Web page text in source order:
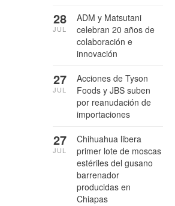
ADM y Matsutani
celebran 20 años de
colaboración e
innovación
28
JUL
Acciones de Tyson
Foods y JBS suben
por reanudación de
importaciones
27
JUL
Chihuahua libera
primer lote de moscas
estériles del gusano
barrenador
producidas en
Chiapas
27
JUL